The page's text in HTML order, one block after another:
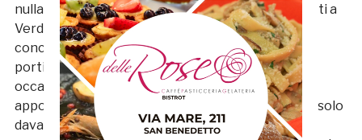
nulla di fatto. Al 2' ancora Pezzotti in avanti, davanti a
Verdicchio riceve e, in corsa, tira di sinistro, la
conclusione strozzata termina tra le braccia del
portiere. Ancora il capitano ha, sui piedi, una
occasione d'oro. Scappa sulla fascia Fioretti che
appoggia per Gavoci, cross in mezzo per Pezzotti solo
davanti a Verdicchio che si immola e respinge la